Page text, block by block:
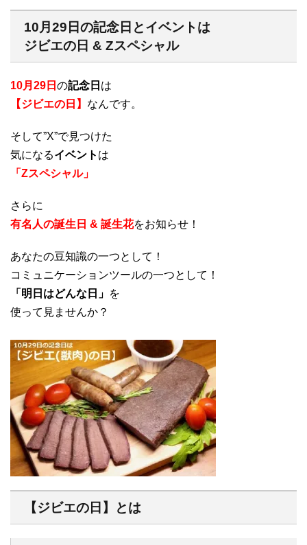
10月29日の記念日とイベントは
ジビエの日 & Zスペシャル
10月29日 の記念日 は
【ジビエの日】 なんです。
そして”X”で見つけた
気になるイベント は
「Zスペシャル」
さらに
有名人の誕生日 & 誕生花をお知らせ！
あなたの豆知識の一つとして！
コミュニケーションツールの一つとして！
「明日はどんな日」 を
使って見ませんか？
【ジビエの日】とは